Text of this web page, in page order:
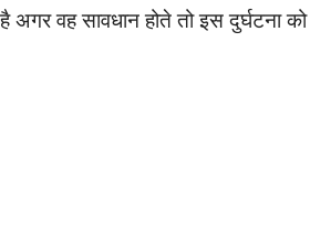
वह सावधान होते तो इस दुर्घटना को